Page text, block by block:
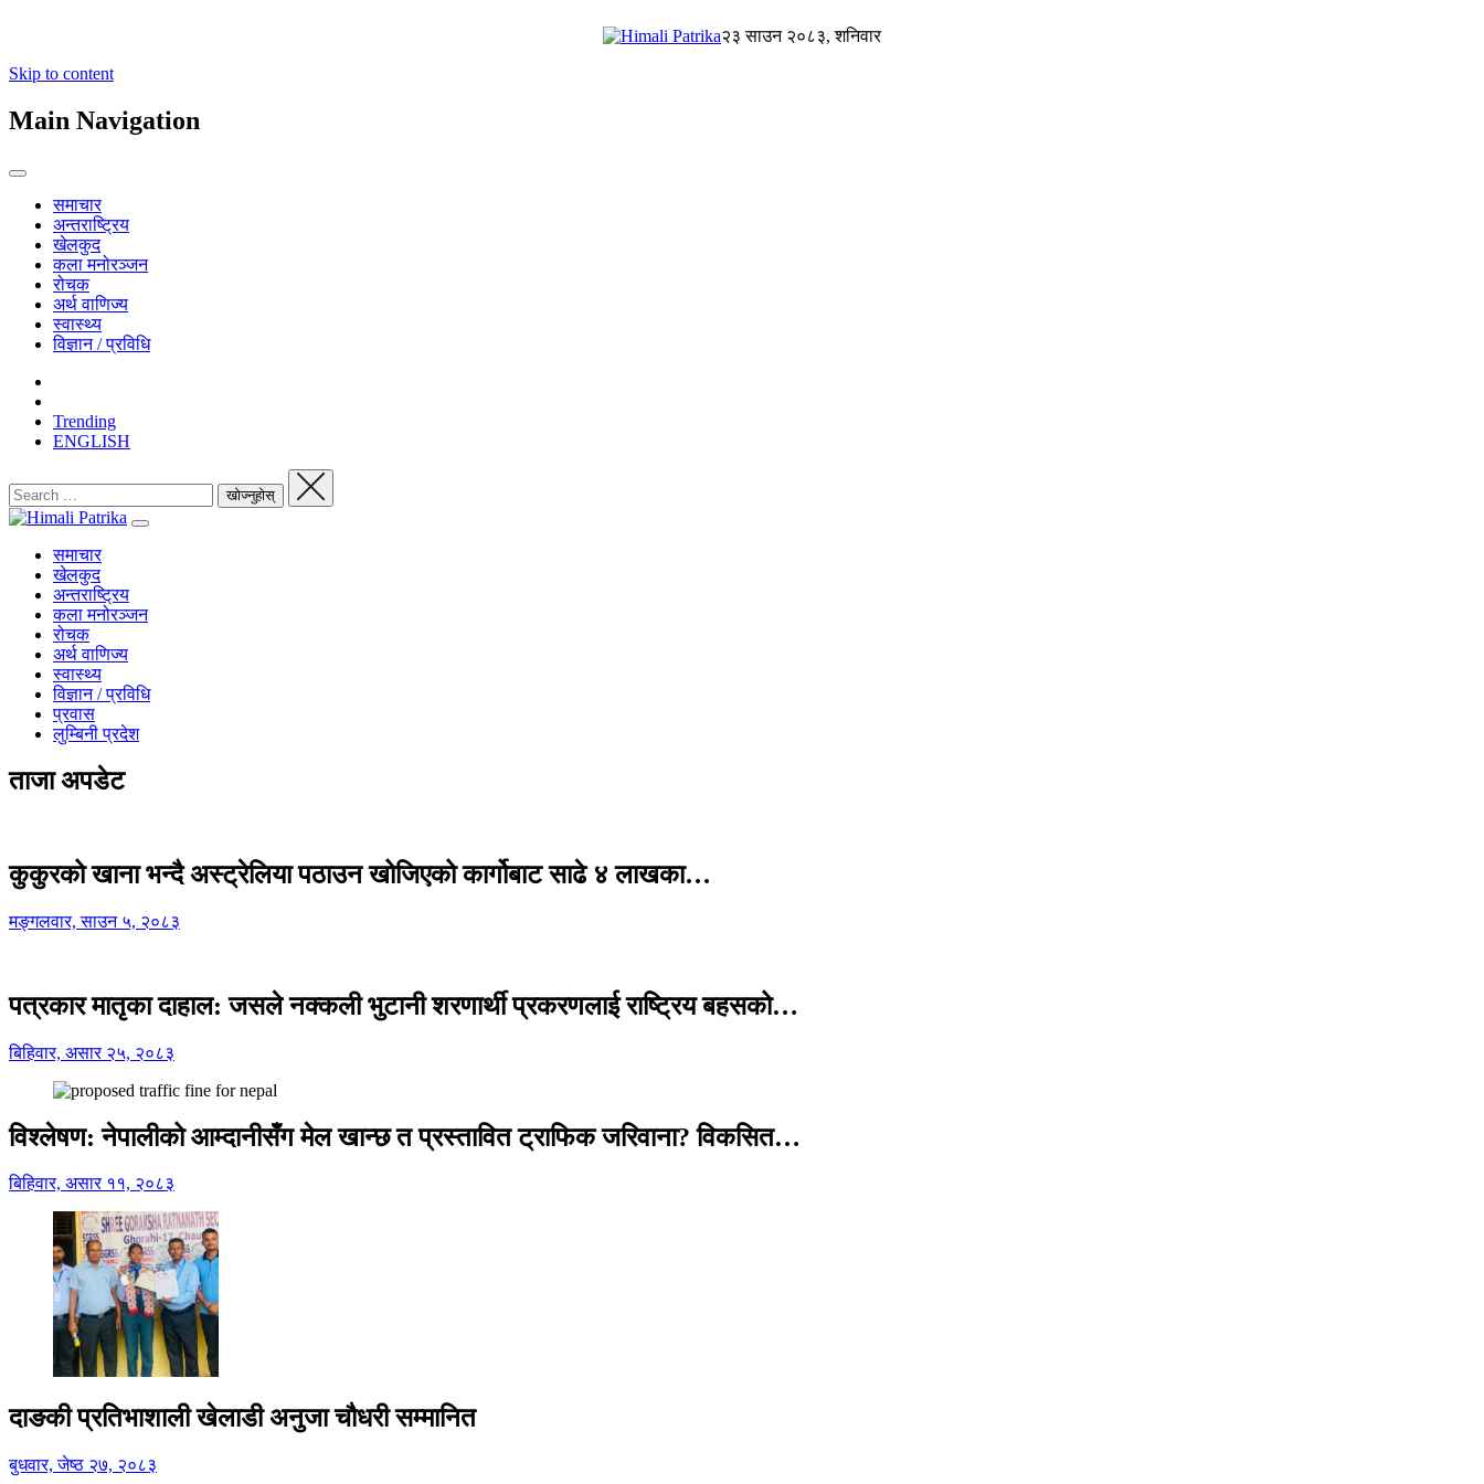
२३ साउन २०८३, शनिवार
Skip to content
Main Navigation
समाचार
अन्तराष्ट्रिय
खेलकुद
कला मनोरञ्जन
रोचक
अर्थ वाणिज्य
स्वास्थ्य
विज्ञान / प्रविधि
Trending
ENGLISH
समाचार
खेलकुद
अन्तराष्ट्रिय
कला मनोरञ्जन
रोचक
अर्थ वाणिज्य
स्वास्थ्य
विज्ञान / प्रविधि
प्रवास
लुम्बिनी प्रदेश
ताजा अपडेट
कुकुरको खाना भन्दै अस्ट्रेलिया पठाउन खोजिएको कार्गोबाट साढे ४ लाखका…
मङ्गलवार, साउन ५, २०८३
पत्रकार मातृका दाहाल: जसले नक्कली भुटानी शरणार्थी प्रकरणलाई राष्ट्रिय बहसको…
बिहिवार, असार २५, २०८३
विश्लेषण: नेपालीको आम्दानीसँग मेल खान्छ त प्रस्तावित ट्राफिक जरिवाना? विकसित…
बिहिवार, असार ११, २०८३
दाङकी प्रतिभाशाली खेलाडी अनुजा चौधरी सम्मानित
बुधवार, जेष्ठ २७, २०८३